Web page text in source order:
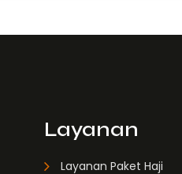
Layanan
Layanan Paket Haji